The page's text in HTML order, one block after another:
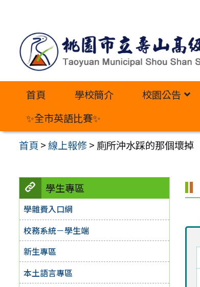
內
首頁 學校簡介 校園公告
✨全市英語比賽✨
首頁 >線上報修> 廁所沖水踩的那個壞掉
學生專區
學雜費入口網
校務系統－學生端
新生專區
本土語言專區